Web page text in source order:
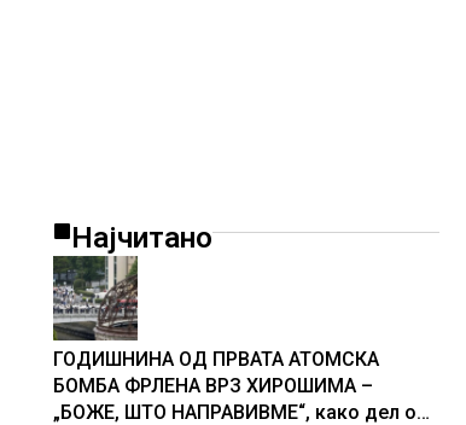
Најчитано
ГОДИШНИНА ОД ПРВАТА АТОМСКА
БОМБА ФРЛЕНА ВРЗ ХИРОШИМА –
„БОЖЕ, ШТО НАПРАВИВМЕ“, како дел од